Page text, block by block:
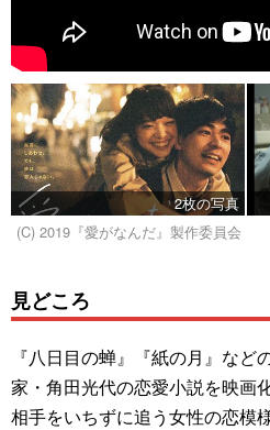
2枚の写真
(C) 2019『愛がなんだ』製作委員会
見どころ
『八日目の蝉』『紙の月』な
家・角田光代の恋愛小説を映画
相手をいちずに追う女性の恋模